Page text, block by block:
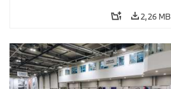
2,26 MB